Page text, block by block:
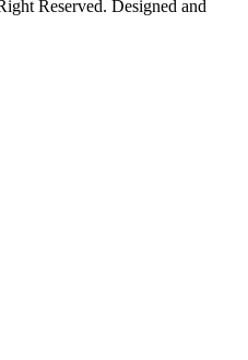
Reserved. Designed and